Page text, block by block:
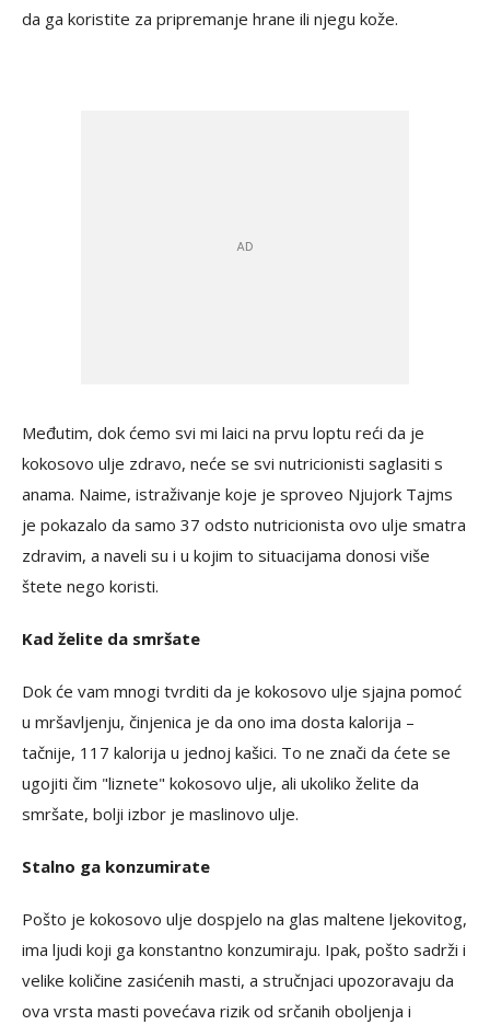
da ga koristite za pripremanje hrane ili njegu kože.
Međutim, dok ćemo svi mi laici na prvu loptu reći da je
kokosovo ulje zdravo, neće se svi nutricionisti saglasiti s
anama. Naime, istraživanje koje je sproveo Njujork Tajms
je pokazalo da samo 37 odsto nutricionista ovo ulje smatra
zdravim, a naveli su i u kojim to situacijama donosi više
štete nego koristi.
Kad želite da smršate
Dok će vam mnogi tvrditi da je kokosovo ulje sjajna pomoć
u mršavljenju, činjenica je da ono ima dosta kalorija –
tačnije, 117 kalorija u jednoj kašici. To ne znači da ćete se
ugojiti čim "liznete" kokosovo ulje, ali ukoliko želite da
smršate, bolji izbor je maslinovo ulje.
Stalno ga konzumirate
Pošto je kokosovo ulje dospjelo na glas maltene ljekovitog,
ima ljudi koji ga konstantno konzumiraju. Ipak, pošto sadrži i
velike količine zasićenih masti, a stručnjaci upozoravaju da
ova vrsta masti povećava rizik od srčanih oboljenja i